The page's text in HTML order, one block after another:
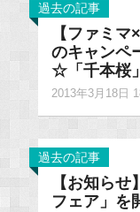
過去の記事
【ファミ
のキャンペ
☆「千本桜
2013年3月18日
過去の記事
【お知ら
フェア」を